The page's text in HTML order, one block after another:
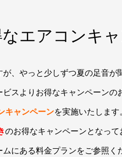
エアコンキャ
、やっと少しずつ夏の足音が
スよりお得なキャンペーンの
キャンペーンを実施いたします。
のお得なキャンペーンとなって
にある料金プランをご参照く